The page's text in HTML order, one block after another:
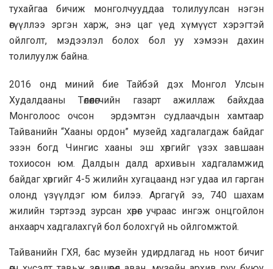
тухайгаа бичиж монголчууддаа толилуулсан нэгэн
өгүүллээ эргэн харж, энэ цаг үед хүмүүст хэрэгтэй
ойлголт, мэдээлэл болох бол уу хэмээн дахин
толилуулж байна.
2016 онд миний бие Тайбэй дэх Монгол Улсын
Худалдааны Төлөөлөгчийн газарт ажиллаж байхдаа
Монголоос очсон эрдэмтэн судлаачдын хамтаар
Тайванийн “Хааны ордон” музейд хадгалагдаж байдаг
эзэн богд Чингис хааны эш хөргийг үзэх завшаан
тохиосон юм. Далдын далд архивын хадгаламжид
байдаг хөргийг 4-5 жилийн хугацаанд нэг удаа ил гарган
олонд үзүүлдэг юм билээ. Аргагүй ээ, 740 шахам
жилийн тэртээд зурсан хөрөг учраас ингэж онцгойлон
анхаарч хадгалахгүй бол болохгүй нь ойлгомжтой.
Тайванийн ГХЯ, бас музейн удирдлагад нь ноот бичиг